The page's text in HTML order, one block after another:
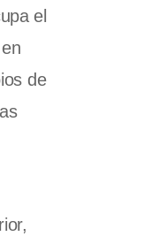
el
de